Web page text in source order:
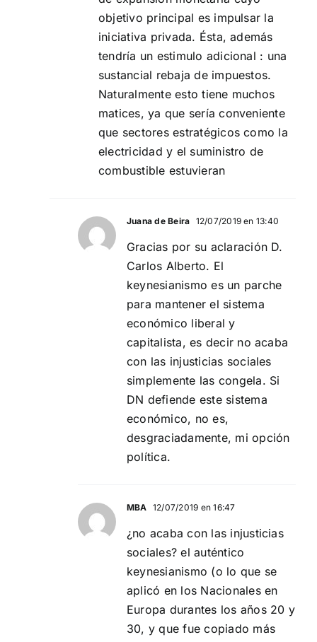
objetivo principal es impulsar la
iniciativa privada. Ésta, además
tendría un estimulo adicional : una
sustancial rebaja de impuestos.
Naturalmente esto tiene muchos
matices, ya que sería conveniente
que sectores estratégicos como la
electricidad y el suministro de
combustible estuvieran
Juana de Beira 12/07/2019 en 13:40
Gracias por su aclaración D.
Carlos Alberto. El
keynesianismo es un parche
para mantener el sistema
económico liberal y
capitalista, es decir no acaba
con las injusticias sociales
simplemente las congela. Si
DN defiende este sistema
económico, no es,
desgraciadamente, mi opción
política.
MBA 12/07/2019 en 16:47
¿no acaba con las injusticias
sociales? el auténtico
keynesianismo (o lo que se
aplicó en los Nacionales en
Europa durantes los años 20 y
30, y que fue copiado más